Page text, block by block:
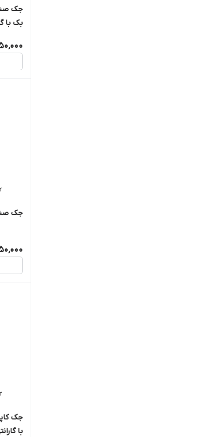
جک
بک با
جک صندوق عقب کیا پیکانتو با گارانتی
جک
با